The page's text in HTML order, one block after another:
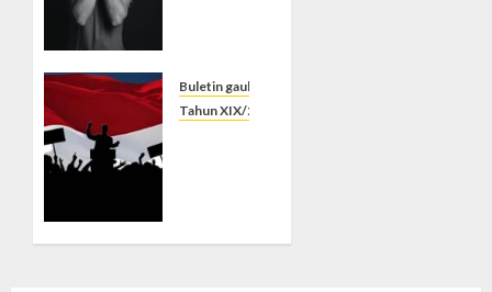
10/08/2026
0
Buletin gaulislam
Tahun XIX/2025-2026